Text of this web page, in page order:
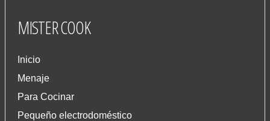
MISTERCOOK
Inicio
Menaje
Para Cocinar
Pequeño electrodoméstico